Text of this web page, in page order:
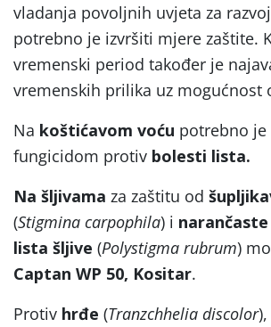
vladanja povoljnih uvjeta za
potrebno je izvršiti mjere zaštite.
vremenski period također je
vremenskih prilika uz mogućnost
Na koštićavom voću potrebno
fungicidom protiv bolesti lista.
Na šljivama za zaštitu od
(Stigmina carpophila) i
lista šljive (Polystigma rubrum)
Captan WP 50, Kositar.
Protiv hrđe (Tranzchhelia discolor